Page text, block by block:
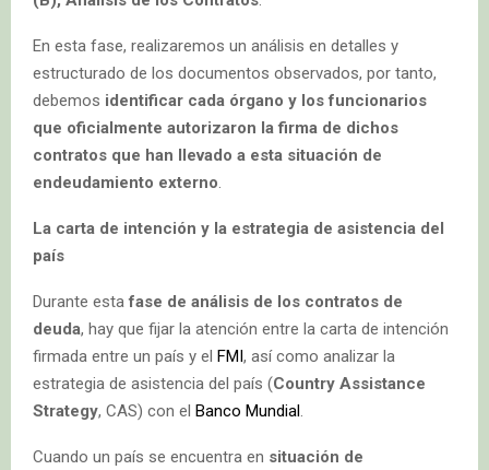
En esta fase, realizaremos un análisis en detalles y
estructurado de los documentos observados, por tanto,
debemos identificar cada órgano y los funcionarios
que oficialmente autorizaron la firma de dichos
contratos que han llevado a esta situación de
endeudamiento externo
La carta de intención y la estrategia de asistencia del
país
Durante estafase de análisis de los contratos de
deuda, hay que fijar la atención entre la carta de intención
firmada entre un país y el FMI, así como analizar la
estrategia de asistencia del país (Country Assistance
Strategy, CAS) con el Banco Mundial
Cuando un país se encuentra en situación de